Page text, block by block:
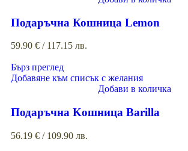
Подаръчна Кошница Lemon
59.90 € / 117.15 лв.
Бърз преглед
Добавяне към списък с желания
Добави в количка
Подаръчна Kошница Barilla
56.19 € / 109.90 лв.